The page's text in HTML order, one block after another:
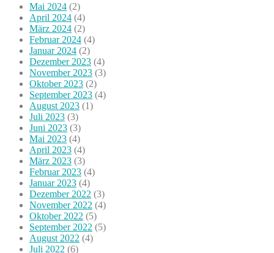
Mai 2024 (2)
April 2024 (4)
März 2024 (2)
Februar 2024 (4)
Januar 2024 (2)
Dezember 2023 (4)
November 2023 (3)
Oktober 2023 (2)
September 2023 (4)
August 2023 (1)
Juli 2023 (3)
Juni 2023 (3)
Mai 2023 (4)
April 2023 (4)
März 2023 (3)
Februar 2023 (4)
Januar 2023 (4)
Dezember 2022 (3)
November 2022 (4)
Oktober 2022 (5)
September 2022 (5)
August 2022 (4)
Juli 2022 (6)